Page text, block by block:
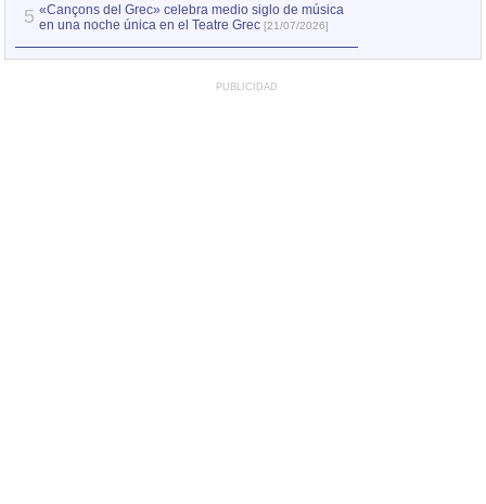
5 «Cançons del Grec» celebra medio siglo de música
en una noche única en el Teatre Grec [21/07/2026]
PUBLICIDAD